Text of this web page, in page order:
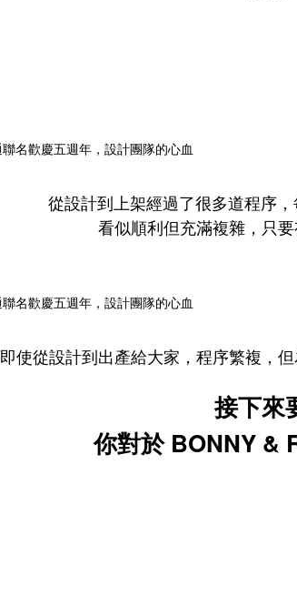
從設計到上架經過了很多道程序
看似順利但充滿複雜，只
即使從設計到出產給大家，程序繁複，
接下來
你對於 BONNY &